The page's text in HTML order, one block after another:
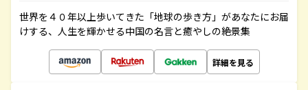
世界を４０年以上歩いてきた「地球の歩き方」があなたにお届
けする、人生を輝かせる中国の名言と癒やしの絶景集
詳細を見る